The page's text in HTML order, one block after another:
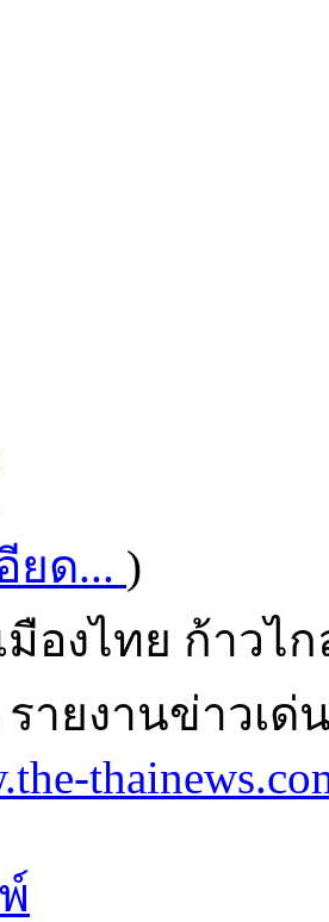
ยด... )
มืองไทย ก้าวไ
รายงานข่าวเ